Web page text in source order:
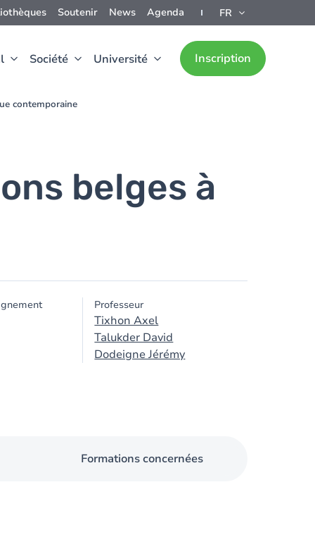
Soutenir News Agenda FR
Société Université Inscription
contemporaine
belges à
Professeur
Tixhon Axel
Talukder David
Dodeigne Jérémy
Formations concernées